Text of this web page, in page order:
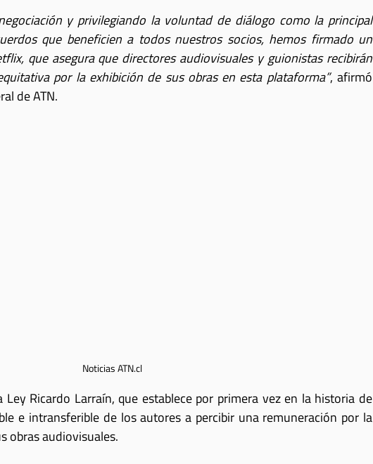
y privilegiando la voluntad de diálogo como la principal
que beneficien a todos nuestros socios, hemos firmado un
que asegura que directores audiovisuales y guionistas recibirán
por la exhibición de sus obras en esta plataforma”
de ATN.
Noticias ATN.cl
Ricardo Larraín, que establece por primera vez en la historia de
e intransferible de los autores a percibir una remuneración por la
obras audiovisuales.